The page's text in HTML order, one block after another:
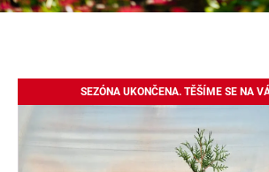
SEZÓNA UKONČENA. TĚŠÍME SE NA